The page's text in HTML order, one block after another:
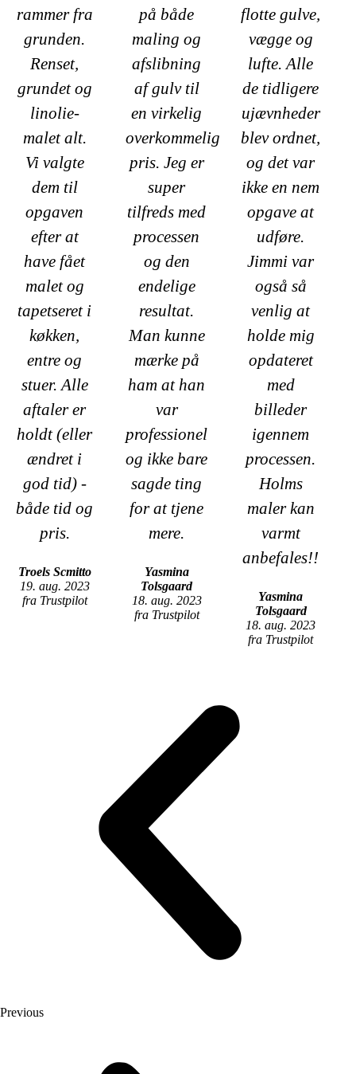
rammer fra
grunden.
Renset,
grundet og
linolie-
malet alt.
Vi valgte
dem til
opgaven
efter at
have fået
malet og
tapetseret i
køkken,
entre og
stuer. Alle
aftaler er
holdt (eller
ændret i
god tid) -
både tid og
pris.
Troels Scmitto
19. aug. 2023
fra Trustpilot
på både
maling og
afslibning
af gulv til
en virkelig
overkommelig
pris. Jeg er
super
tilfreds med
processen
og den
endelige
resultat.
Man kunne
mærke på
ham at han
var
professionel
og ikke bare
sagde ting
for at tjene
mere.
Yasmina
Tolsgaard
18. aug. 2023
fra Trustpilot
flotte gulve,
vægge og
lufte. Alle
de tidligere
ujævnheder
blev ordnet,
og det var
ikke en nem
opgave at
udføre.
Jimmi var
også så
venlig at
holde mig
opdateret
med
billeder
igennem
processen.
Holms
maler kan
varmt
anbefales!!
Yasmina
Tolsgaard
18. aug. 2023
fra Trustpilot
Previous